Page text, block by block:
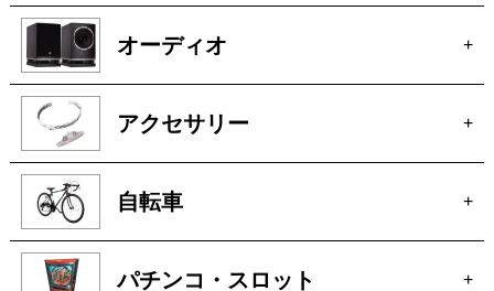
オーディオ +
アクセサリー +
自転車 +
パチンコ・スロット +